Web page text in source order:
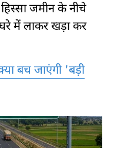
जमीन के नीचे
में लाकर खड़ा कर
बच जाएंगी 'बड़ी